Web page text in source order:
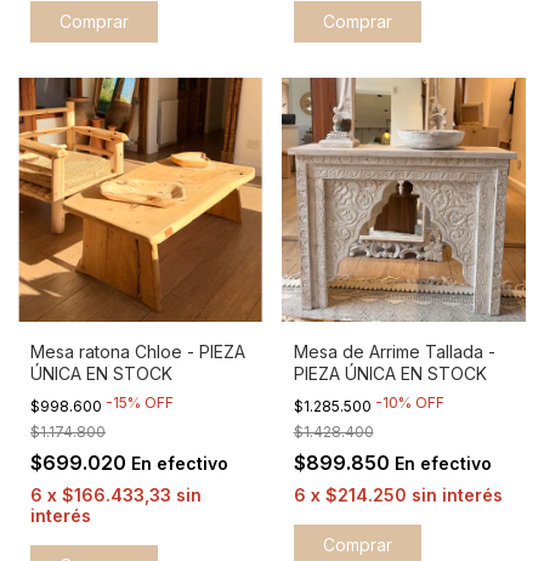
Mesa ratona Chloe - PIEZA
ÚNICA EN STOCK
$998.600 -15% OFF
$1.174.800
$699.020 En efectivo
6 x $166.433,33 sin
interés
Mesa de Arrime Tallada -
PIEZA ÚNICA EN STOCK
$1.285.500 -10% OFF
$1.428.400
$899.850 En efectivo
6 x $214.250 sin interés